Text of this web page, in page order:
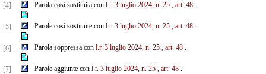
[4] Parola così sostituita con l.r. 3 luglio 2024, n. 25 , art. 48.
[5] Parole così sostituite con l.r. 3 luglio 2024, n. 25 , art. 48.
[6] Parola soppressa con l.r. 3 luglio 2024, n. 25 , art. 48.
[7] Parole aggiunte con l.r. 3 luglio 2024, n. 25 , art. 48.